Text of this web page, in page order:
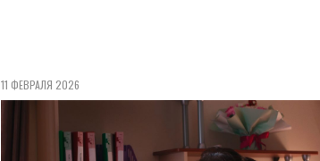
11 ФЕВРАЛЯ 2026